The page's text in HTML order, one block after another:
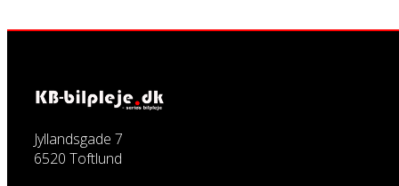
Jyllandsgade 7
6520 Toftlund